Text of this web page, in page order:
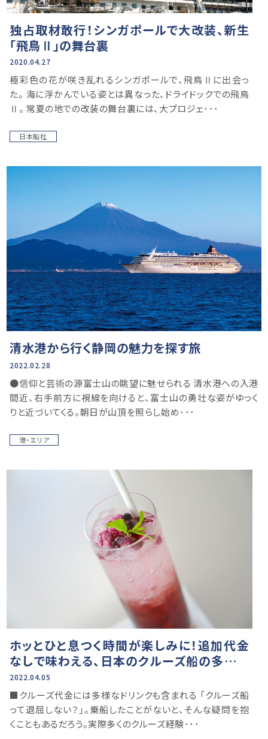
独占取材敢行！シンガポールで大改装、新生
「飛鳥Ⅱ」の舞台裏
2020.04.27
極彩色の花が咲き乱れるシンガポールで、飛鳥Ⅱに出会っ
た。 海に浮かんでいる姿とは異なった、ドライドックでの飛鳥
Ⅱ。 常夏の地での改装の舞台裏には、大プロジェ･･･
日本船社
清水港から行く静岡の魅力を探す旅
2022.02.28
●信仰と芸術の源富士山の眺望に魅せられる 清水港への入港
間近、右手前方に視線を向けると、富士山の勇壮な姿がゆっく
りと近づいてくる。朝日が山頂を照らし始め･･･
港・エリア
ホッとひと息つく時間が楽しみに！追加代金
なしで味わえる、日本のクルーズ船の多彩な
ドリンク
2022.04.05
■クルーズ代金には多様なドリンクも含まれる 「クルーズ船
って退屈しない？」。乗船したことがないと、そんな疑問を抱
くこともあるだろう。実際多くのクルーズ経験･･･